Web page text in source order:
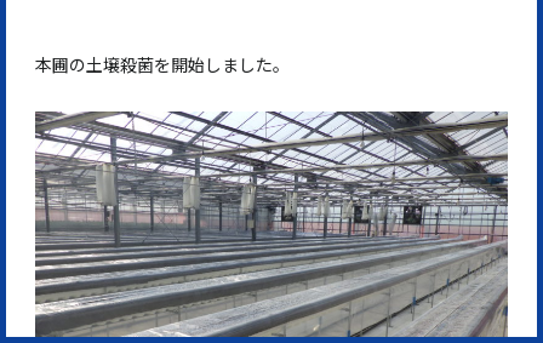
本圃の土壌殺菌を開始しました。